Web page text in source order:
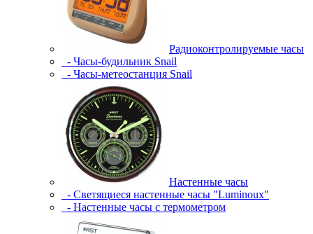
Радиоконтролируемые часы
- Часы-будильник Snail
- Часы-метеостанция Snail
Настенные часы
- Светящиеся настенные часы "Luminoux"
- Настенные часы с термометром